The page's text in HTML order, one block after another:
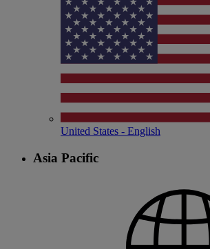
United States - English
Asia Pacific